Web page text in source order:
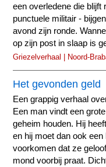
een overledene die blijft
punctuele militair -
avond zijn ronde.
op zijn post in slaap is
Griezelverhaal | Noord-
Het gevonden geld
Een grappig verhaal
Een man vindt een
geheim houden. Hij
en hij moet dan ook
voorkomen dat ze
mond voorbij praat.